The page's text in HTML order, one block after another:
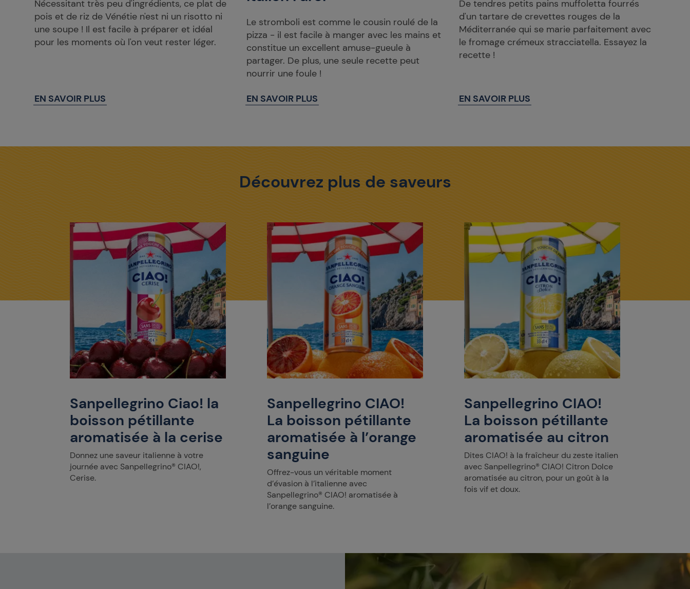
Nécessitant très peu d'ingrédients, ce plat de
pois et de riz de Vénétie n'est ni un risotto ni
une soupe ! Il est facile à préparer et idéal
pour les moments où l'on veut rester léger.
EN SAVOIR PLUS
Le stromboli est comme le cousin roulé de la
pizza - il est facile à manger avec les mains et
constitue un excellent amuse-gueule à
partager. De plus, une seule recette peut
nourrir une foule !
EN SAVOIR PLUS
De tendres petits pains muffoletta fourrés
d'un tartare de crevettes rouges de la
Méditerranée qui se marie parfaitement avec
le fromage crémeux stracciatella. Essayez la
recette !
EN SAVOIR PLUS
Découvrez plus de saveurs
Sanpellegrino Ciao! la
boisson pétillante
aromatisée à la cerise
Donnez une saveur italienne à votre
journée avec Sanpellegrino® CIAO!,
Cerise.
Sanpellegrino CIAO!
La boisson pétillante
aromatisée à l’orange
sanguine
Offrez-vous un véritable moment
d’évasion à l’italienne avec
Sanpellegrino® CIAO! aromatisée à
l’orange sanguine.
Sanpellegrino CIAO!
La boisson pétillante
aromatisée au citron
Dites CIAO! à la fraîcheur du zeste italien
avec Sanpellegrino® CIAO! Citron Dolce
aromatisée au citron, pour un goût à la
fois vif et doux.